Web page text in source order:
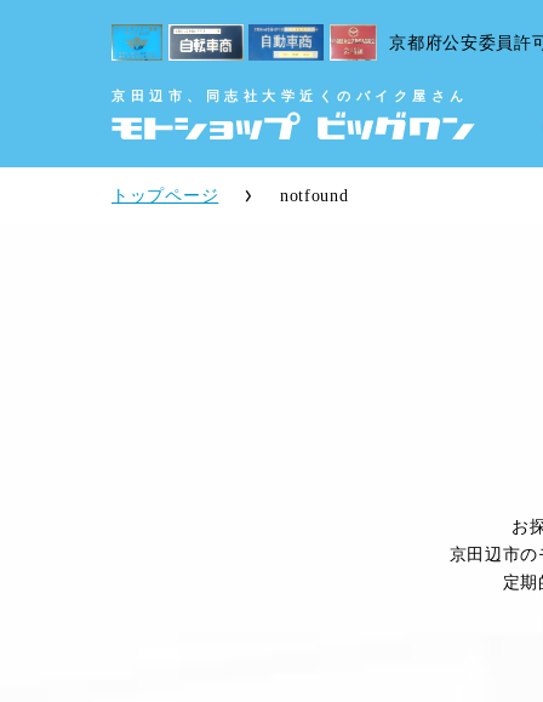
京都府公安委員許
京田辺市、同志社大学近くのバイク屋さん
トップページ notfound
お
京田辺市
定